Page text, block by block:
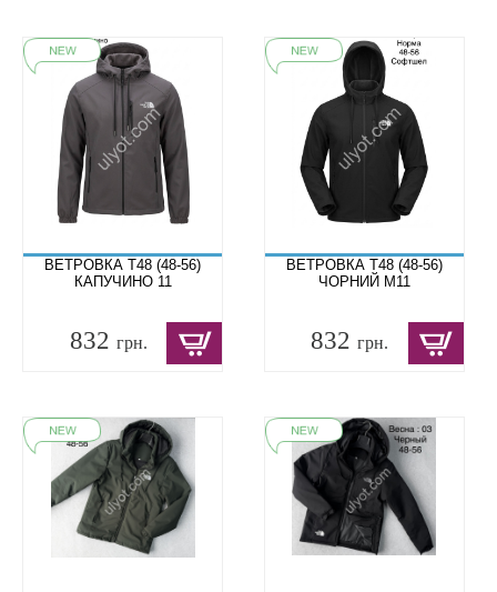
ВЕТРОВКА T48 (48-56)
КАПУЧИНО 11
832 грн.
ВЕТРОВКА T48 (48-56)
ЧОРНИЙ M11
832грн.